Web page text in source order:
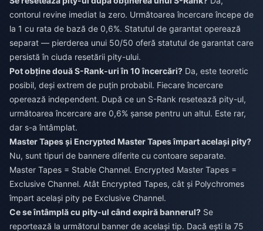
contorul revine imediat la zero. Următoarea încercare începe de
la 1 cu rata de bază de 0,6%. Statutul de garantat operează
separat — pierderea unui 50/50 oferă statutul de garantat care
persistă în ciuda resetării pity-ului.
Pot obține două S-Rank-uri în 10 încercări? Da, este teoretic
posibil, deși extrem de puțin probabil. Fiecare încercare
operează independent. După ce un S-Rank resetează pity-ul,
următoarea încercare are 0,6% șanse pentru un altul. Este rar,
dar s-a întâmplat.
Master Tapes și Encrypted Master Tapes împart același pity?
Nu, sunt tipuri de bannere diferite cu contoare separate.
Master Tapes = Stable Channel. Encrypted Master Tapes =
Exclusive Channel. Atât Encrypted Tapes, cât și Polychromes
împart același pity pe Exclusive Channel.
Ce se întâmplă cu pity-ul când expiră bannerul? Se
reportează la următorul banner de același tip. Dacă ești la 75